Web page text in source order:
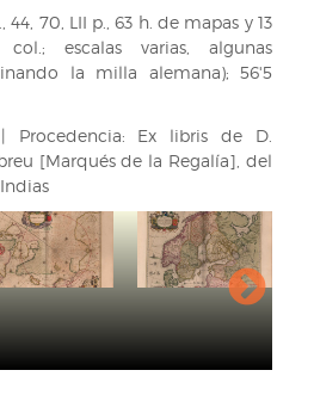
44, 70, LII p., 63 h. de mapas y 13
escalas varias, algunas
la milla alemana); 56'5
Procedencia: Ex libris de D.
[Marqués de la Regalía], del